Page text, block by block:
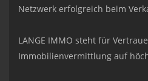
Netzwerk erfolgreich beim
LANGE IMMO steht für
Immobilienvermittlung auf